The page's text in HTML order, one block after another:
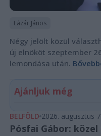
Lázár János
Négy jelölt közül
új elnököt szeptember
lemondása után.
Ajánljuk még
BELFÖLD 2026. augusztus 7.
Pósfai Gábor: